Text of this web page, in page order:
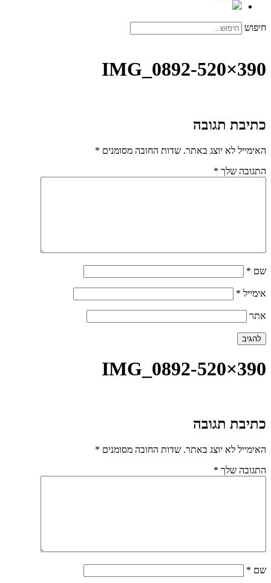
חיפוש
IMG_0892-520×390
כתיבת תגובה
האימייל לא יוצג באתר. שדות החובה מסומנים *
התגובה שלך *
שם *
אימייל *
אתר
IMG_0892-520×390
כתיבת תגובה
האימייל לא יוצג באתר. שדות החובה מסומנים *
התגובה שלך *
שם *